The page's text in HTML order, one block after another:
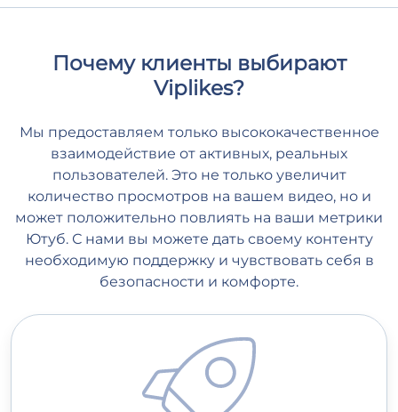
Почему клиенты выбирают
Viplikes?
Мы предоставляем только высококачественное
взаимодействие от активных, реальных
пользователей. Это не только увеличит
количество просмотров на вашем видео, но и
может положительно повлиять на ваши метрики
Ютуб. С нами вы можете дать своему контенту
необходимую поддержку и чувствовать себя в
безопасности и комфорте.